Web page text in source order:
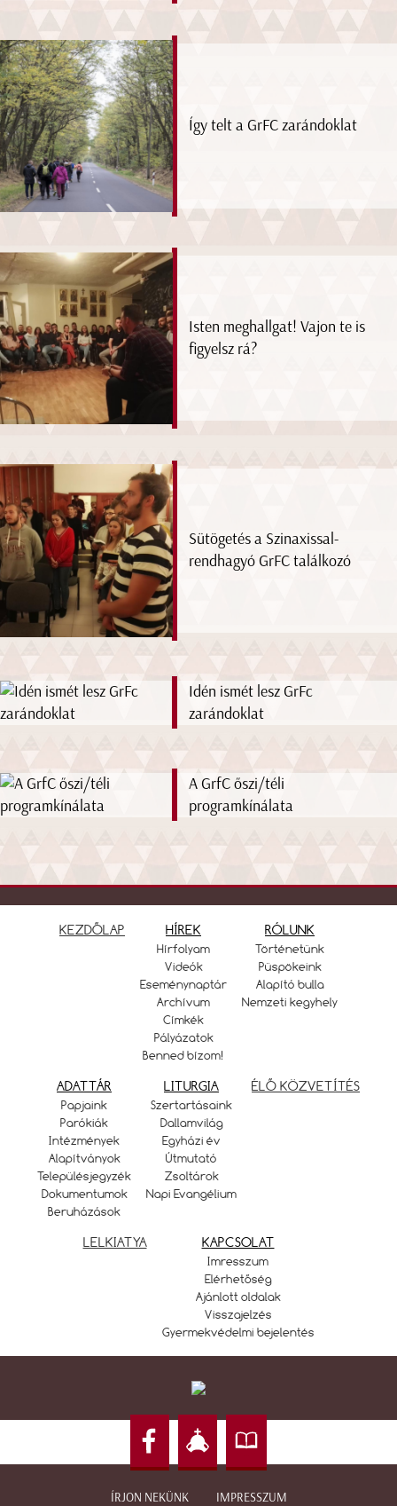
Így telt a GrFC zarándoklat
Isten meghallgat! Vajon te is
figyelsz rá?
Sütögetés a Szinaxissal-
rendhagyó GrFC találkozó
Idén ismét lesz GrFc
zarándoklat
A GrfC őszi/téli
programkínálata
KEZDŐLAP HÍREK
Hírfolyam
Videók
Eseménynaptár
Archívum
Címkék
Pályázatok
Benned bízom!
RÓLUNK
Történetünk
Püspökeink
Alapító bulla
Nemzeti kegyhely
ADATTÁR
Papjaink
Parókiák
Intézmények
Alapítványok
Településjegyzék
Dokumentumok
Beruházások
LITURGIA
Szertartásaink
Dallamvilág
Egyházi év
Útmutató
Zsoltárok
Napi Evangélium
ÉLŐ KÖZVETÍTÉS
LELKIATYA KAPCSOLAT
Imresszum
Elérhetőség
Ajánlott oldalak
Visszajelzés
Gyermekvédelmi bejelentés
ÍRJON NEKÜNK IMPRESSZUM